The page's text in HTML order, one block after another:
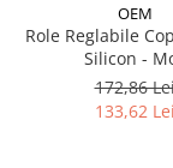
OEM
Role Reglabile
Silicon -
172,86
133,62 Lei